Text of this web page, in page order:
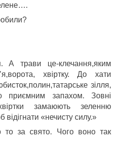
А трави це-клечання,яким
хвіртку. До хати
зілля,
приємним запахом. Зовні
замаюють зеленню
«нечисту силу.»
то за свято. Чого воно так